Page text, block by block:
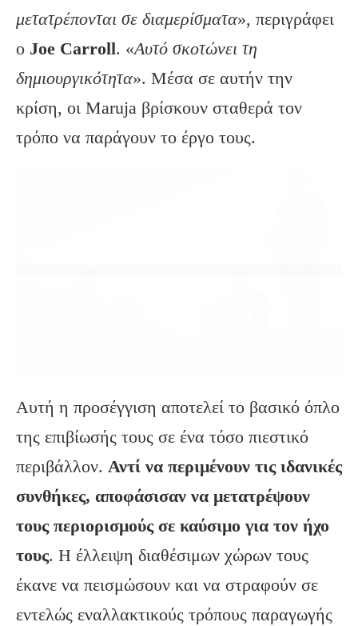
μετατρέπονται σε διαμερίσματα», περιγράφει
ο Joe Carroll. «Αυτό σκοτώνει τη
δημιουργικότητα». Μέσα σε αυτήν την
κρίση, οι Maruja βρίσκουν σταθερά τον
τρόπο να παράγουν το έργο τους.
Αυτή η προσέγγιση αποτελεί το βασικό όπλο
της επιβίωσής τους σε ένα τόσο πιεστικό
περιβάλλον. Αντί να περιμένουν τις ιδανικές
συνθήκες, αποφάσισαν να μετατρέψουν
τους περιορισμούς σε καύσιμο για τον ήχο
τους. Η έλλειψη διαθέσιμων χώρων τους
έκανε να πεισμώσουν και να στραφούν σε
εντελώς εναλλακτικούς τρόπους παραγωγής